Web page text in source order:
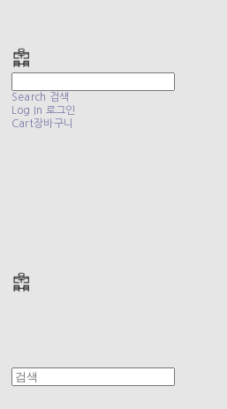
Search 검색
Log In 로그인
Cart장바구니